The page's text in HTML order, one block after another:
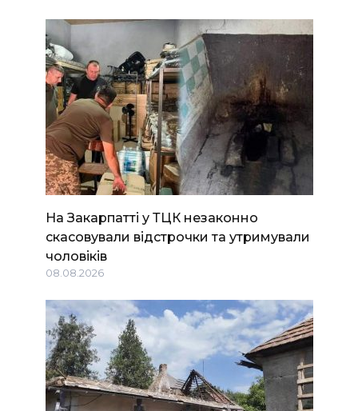
На Закарпатті у ТЦК незаконно
скасовували відстрочки та утримували
чоловіків
08.08.2026